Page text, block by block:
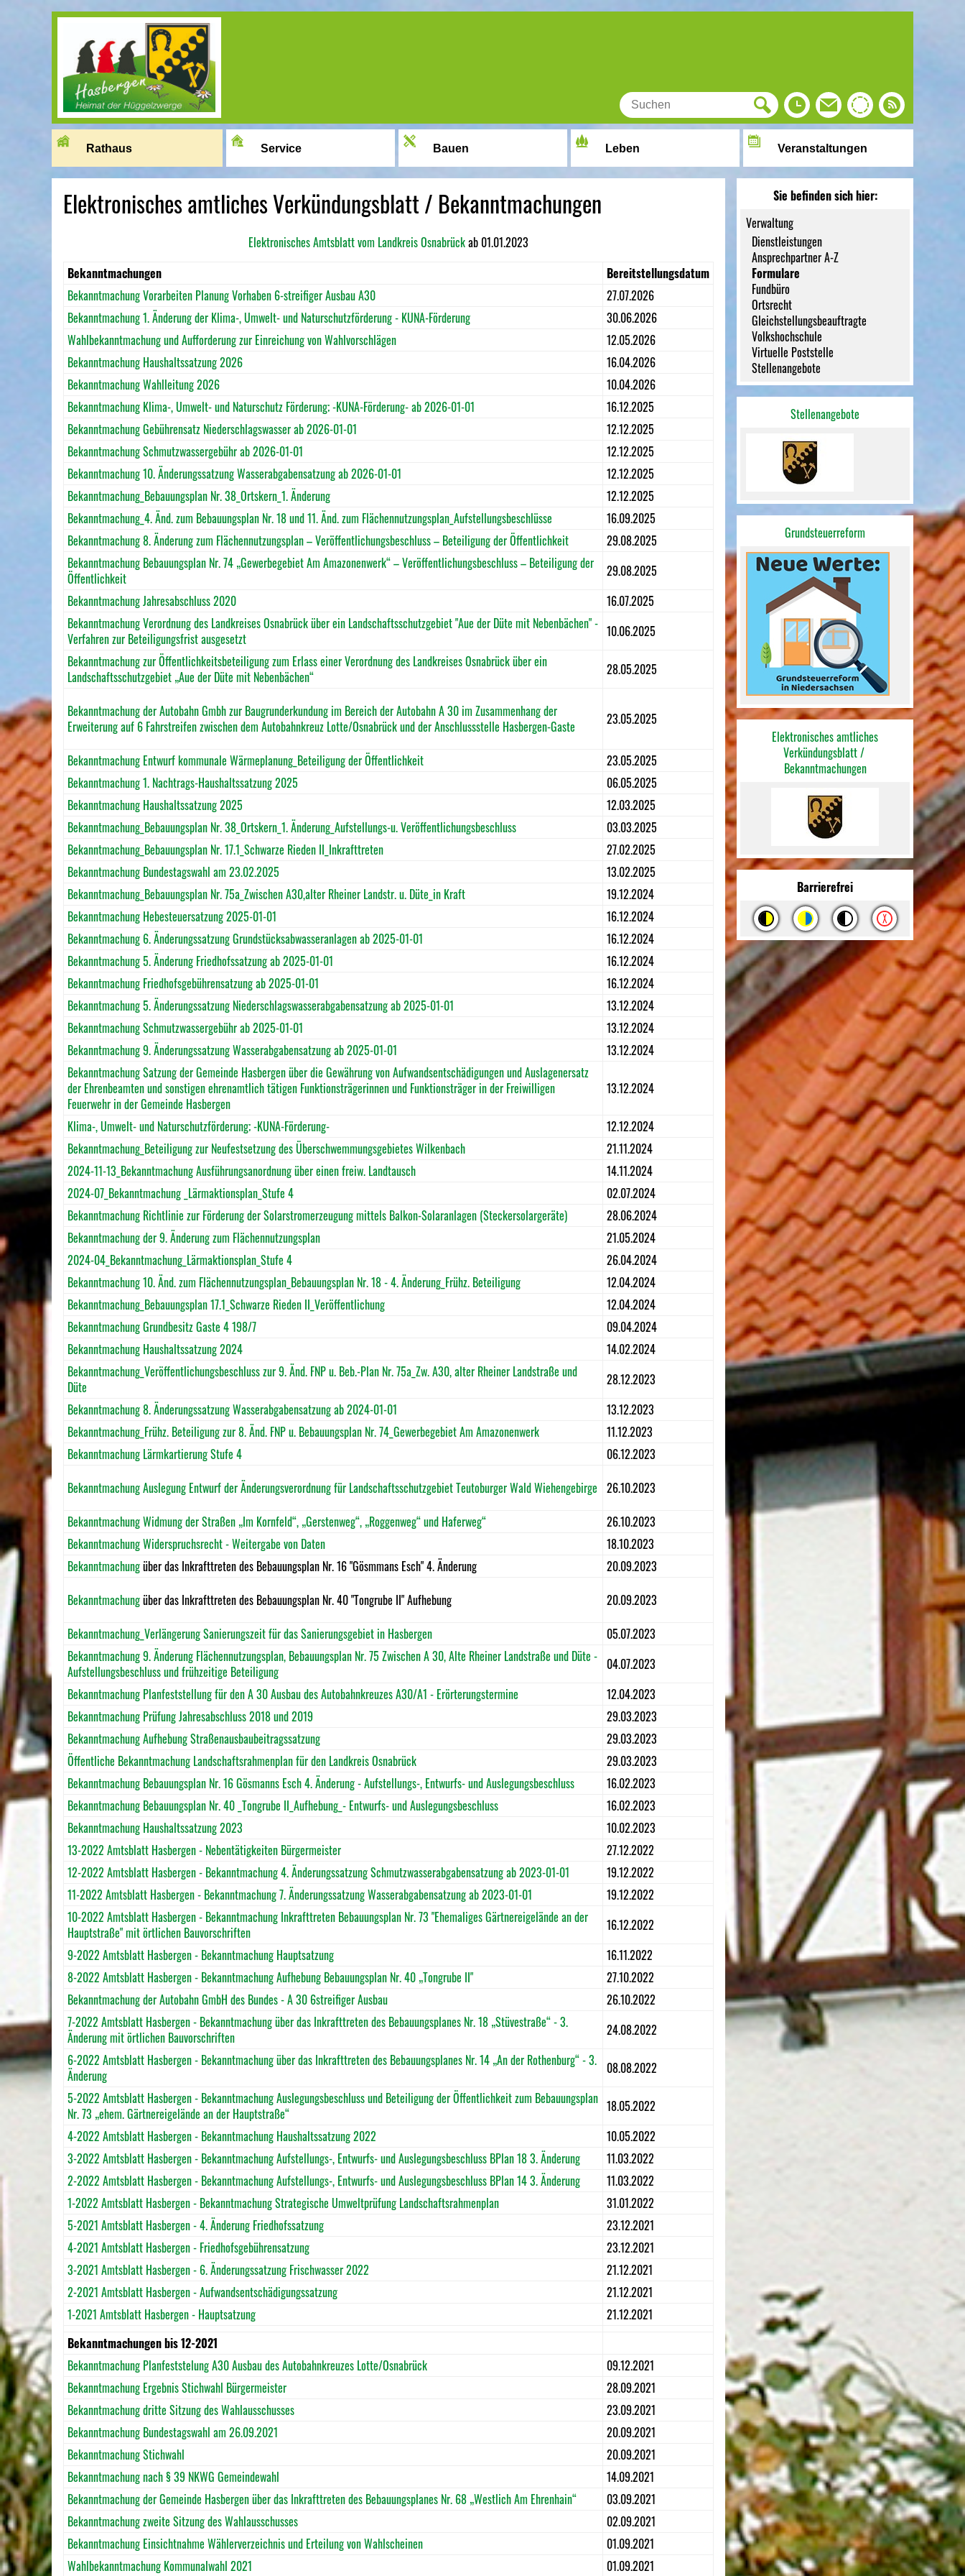
Rathaus Service Bauen Leben Veranstaltungen
Elektronisches amtliches Verkündungsblatt / Bekanntmachungen
Elektronisches Amtsblatt vom Landkreis Osnabrückab 01.01.2023
Bekanntmachungen
Bereitstellungsdatum
Bekanntmachung Vorarbeiten Planung Vorhaben 6-streifiger Ausbau A30
27.07.2026
Bekanntmachung 1. Änderung der Klima-, Umwelt- und Naturschutzförderung - KUNA-Förderung
30.06.2026
Wahlbekanntmachung und Aufforderung zur Einreichung von Wahlvorschlägen
12.05.2026
Bekanntmachung Haushaltssatzung 2026
16.04.2026
Bekanntmachung Wahlleitung 2026
10.04.2026
Bekanntmachung Klima-, Umwelt- und Naturschutz Förderung; -KUNA-Förderung- ab 2026-01-01
16.12.2025
Bekanntmachung Gebührensatz Niederschlagswasser ab 2026-01-01
12.12.2025
Bekanntmachung Schmutzwassergebühr ab 2026-01-01
12.12.2025
Bekanntmachung 10. Änderungssatzung Wasserabgabensatzung ab 2026-01-01
12.12.2025
Bekanntmachung_Bebauungsplan Nr. 38_Ortskern_1. Änderung
12.12.2025
Bekanntmachung_4. Änd. zum Bebauungsplan Nr. 18 und 11. Änd. zum Flächennutzungsplan_Aufstellungsbeschlüsse
16.09.2025
Bekanntmachung 8. Änderung zum Flächennutzungsplan – Veröffentlichungsbeschluss – Beteiligung der Öffentlichkeit
29.08.2025
Bekanntmachung Bebauungsplan Nr. 74 „Gewerbegebiet Am Amazonenwerk“ – Veröffentlichungsbeschluss – Beteiligung der
Öffentlichkeit
29.08.2025
Bekanntmachung Jahresabschluss 2020
16.07.2025
Bekanntmachung Verordnung des Landkreises Osnabrück über ein Landschaftsschutzgebiet "Aue der Düte mit Nebenbächen" -
Verfahren zur Beteiligungsfrist ausgesetzt
10.06.2025
Bekanntmachung zur Öffentlichkeitsbeteiligung zum Erlass einer Verordnung des Landkreises Osnabrück über ein
Landschaftsschutzgebiet „Aue der Düte mit Nebenbächen“
28.05.2025
Bekanntmachung der Autobahn Gmbh zur Baugrunderkundung im Bereich der Autobahn A 30 im Zusammenhang der
Erweiterung auf 6 Fahrstreifen zwischen dem Autobahnkreuz Lotte/Osnabrück und der Anschlussstelle Hasbergen-Gaste
23.05.2025
Bekanntmachung Entwurf kommunale Wärmeplanung_Beteiligung der Öffentlichkeit
23.05.2025
Bekanntmachung 1. Nachtrags-Haushaltssatzung 2025
06.05.2025
Bekanntmachung Haushaltssatzung 2025
12.03.2025
Bekanntmachung_Bebauungsplan Nr. 38_Ortskern_1. Änderung_Aufstellungs-u. Veröffentlichungsbeschluss
03.03.2025
Bekanntmachung_Bebauungsplan Nr. 17.1_Schwarze Rieden II_Inkrafttreten
27.02.2025
Bekanntmachung Bundestagswahl am 23.02.2025
13.02.2025
Bekanntmachung_Bebauungsplan Nr. 75a_Zwischen A30,alter Rheiner Landstr. u. Düte_in Kraft
19.12.2024
Bekanntmachung Hebesteuersatzung 2025-01-01
16.12.2024
Bekanntmachung 6. Änderungssatzung Grundstücksabwasseranlagen ab 2025-01-01
16.12.2024
Bekanntmachung 5. Änderung Friedhofssatzung ab 2025-01-01
16.12.2024
Bekanntmachung Friedhofsgebührensatzung ab 2025-01-01
16.12.2024
Bekanntmachung 5. Änderungssatzung Niederschlagswasserabgabensatzung ab 2025-01-01
13.12.2024
Bekanntmachung Schmutzwassergebühr ab 2025-01-01
13.12.2024
Bekanntmachung 9. Änderungssatzung Wasserabgabensatzung ab 2025-01-01
13.12.2024
Bekanntmachung Satzung der Gemeinde Hasbergen über die Gewährung von Aufwandsentschädigungen und Auslagenersatz
der Ehrenbeamten und sonstigen ehrenamtlich tätigen Funktionsträgerinnen und Funktionsträger in der Freiwilligen
Feuerwehr in der Gemeinde Hasbergen
13.12.2024
Klima-, Umwelt- und Naturschutzförderung; -KUNA-Förderung-
12.12.2024
Bekanntmachung_Beteiligung zur Neufestsetzung des Überschwemmungsgebietes Wilkenbach
21.11.2024
2024-11-13_Bekanntmachung Ausführungsanordnung über einen freiw. Landtausch
14.11.2024
2024-07_Bekanntmachung _Lärmaktionsplan_Stufe 4
02.07.2024
Bekanntmachung Richtlinie zur Förderung der Solarstromerzeugung mittels Balkon-Solaranlagen (Steckersolargeräte)
28.06.2024
Bekanntmachung der 9. Änderung zum Flächennutzungsplan
21.05.2024
2024-04_Bekanntmachung_Lärmaktionsplan_Stufe 4
26.04.2024
Bekanntmachung 10. Änd. zum Flächennutzungsplan_Bebauungsplan Nr. 18 - 4. Änderung_Frühz. Beteiligung
12.04.2024
Bekanntmachung_Bebauungsplan 17.1_Schwarze Rieden II_Veröffentlichung
12.04.2024
Bekanntmachung Grundbesitz Gaste 4 198/7
09.04.2024
Bekanntmachung Haushaltssatzung 2024
14.02.2024
Bekanntmachung_Veröffentlichungsbeschluss zur 9. Änd. FNP u. Beb.-Plan Nr. 75a_Zw. A30, alter Rheiner Landstraße und
Düte
28.12.2023
Bekanntmachung 8. Änderungssatzung Wasserabgabensatzung ab 2024-01-01
13.12.2023
Bekanntmachung_Frühz. Beteiligung zur 8. Änd. FNP u. Bebauungsplan Nr. 74_Gewerbegebiet Am Amazonenwerk
11.12.2023
Bekanntmachung Lärmkartierung Stufe 4
06.12.2023
Bekanntmachung Auslegung Entwurf der Änderungsverordnung für Landschaftsschutzgebiet Teutoburger Wald Wiehengebirge 26.10.2023
Bekanntmachung Widmung der Straßen „Im Kornfeld“, „Gerstenweg“, „Roggenweg“ und Haferweg“
26.10.2023
Bekanntmachung Widerspruchsrecht - Weitergabe von Daten
18.10.2023
Bekanntmachungüber das Inkrafttreten des Bebauungsplan Nr. 16 "Gösmmans Esch" 4. Änderung
20.09.2023
Bekanntmachungüber das Inkrafttreten des Bebauungsplan Nr. 40 "Tongrube II" Aufhebung
20.09.2023
Bekanntmachung_Verlängerung Sanierungszeit für das Sanierungsgebiet in Hasbergen
05.07.2023
Bekanntmachung 9. Änderung Flächennutzungsplan, Bebauungsplan Nr. 75 Zwischen A 30, Alte Rheiner Landstraße und Düte -
Aufstellungsbeschluss und frühzeitige Beteiligung
04.07.2023
Bekanntmachung Planfeststellung für den A 30 Ausbau des Autobahnkreuzes A30/A1 - Erörterungstermine
12.04.2023
Bekanntmachung Prüfung Jahresabschluss 2018 und 2019
29.03.2023
Bekanntmachung Aufhebung Straßenausbaubeitragssatzung
29.03.2023
Öffentliche Bekanntmachung Landschaftsrahmenplan für den Landkreis Osnabrück
29.03.2023
Bekanntmachung Bebauungsplan Nr. 16 Gösmanns Esch 4. Änderung - Aufstellungs-, Entwurfs- und Auslegungsbeschluss
16.02.2023
Bekanntmachung Bebauungsplan Nr. 40 _Tongrube II_Aufhebung_- Entwurfs- und Auslegungsbeschluss
16.02.2023
Bekanntmachung Haushaltssatzung 2023
10.02.2023
13-2022 Amtsblatt Hasbergen - Nebentätigkeiten Bürgermeister
27.12.2022
12-2022 Amtsblatt Hasbergen - Bekanntmachung 4. Änderungssatzung Schmutzwasserabgabensatzung ab 2023-01-01
19.12.2022
11-2022 Amtsblatt Hasbergen - Bekanntmachung 7. Änderungssatzung Wasserabgabensatzung ab 2023-01-01
19.12.2022
10-2022 Amtsblatt Hasbergen - Bekanntmachung Inkrafttreten Bebauungsplan Nr. 73 "Ehemaliges Gärtnereigelände an der
Hauptstraße" mit örtlichen Bauvorschriften
16.12.2022
9-2022 Amtsblatt Hasbergen - Bekanntmachung Hauptsatzung
16.11.2022
8-2022 Amtsblatt Hasbergen - Bekanntmachung Aufhebung Bebauungsplan Nr. 40 „Tongrube II"
27.10.2022
Bekanntmachung der Autobahn GmbH des Bundes - A 30 6streifiger Ausbau
26.10.2022
7-2022 Amtsblatt Hasbergen - Bekanntmachung über das Inkrafttreten des Bebauungsplanes Nr. 18 „Stüvestraße“ - 3.
Änderung mit örtlichen Bauvorschriften
24.08.2022
6-2022 Amtsblatt Hasbergen - Bekanntmachung über das Inkrafttreten des Bebauungsplanes Nr. 14 „An der Rothenburg“ - 3.
Änderung
08.08.2022
5-2022 Amtsblatt Hasbergen - Bekanntmachung Auslegungsbeschluss und Beteiligung der Öffentlichkeit zum Bebauungsplan
Nr. 73 „ehem. Gärtnereigelände an der Hauptstraße“
18.05.2022
4-2022 Amtsblatt Hasbergen - Bekanntmachung Haushaltssatzung 2022
10.05.2022
3-2022 Amtsblatt Hasbergen - Bekanntmachung Aufstellungs-, Entwurfs- und Auslegungsbeschluss BPlan 18 3. Änderung
11.03.2022
2-2022 Amtsblatt Hasbergen - Bekanntmachung Aufstellungs-, Entwurfs- und Auslegungsbeschluss BPlan 14 3. Änderung
11.03.2022
1-2022 Amtsblatt Hasbergen - Bekanntmachung Strategische Umweltprüfung Landschaftsrahmenplan
31.01.2022
5-2021 Amtsblatt Hasbergen - 4. Änderung Friedhofssatzung
23.12.2021
4-2021 Amtsblatt Hasbergen - Friedhofsgebührensatzung
23.12.2021
3-2021 Amtsblatt Hasbergen - 6. Änderungssatzung Frischwasser 2022
21.12.2021
2-2021 Amtsblatt Hasbergen - Aufwandsentschädigungssatzung
21.12.2021
1-2021 Amtsblatt Hasbergen - Hauptsatzung
21.12.2021
Bekanntmachungen bis 12-2021
Bekanntmachung Planfeststelung A30 Ausbau des Autobahnkreuzes Lotte/Osnabrück
09.12.2021
Bekanntmachung Ergebnis Stichwahl Bürgermeister
28.09.2021
Bekanntmachung dritte Sitzung des Wahlausschusses
23.09.2021
Bekanntmachung Bundestagswahl am 26.09.2021
20.09.2021
Bekanntmachung Stichwahl
20.09.2021
Bekanntmachung nach § 39 NKWG Gemeindewahl
14.09.2021
Bekanntmachung der Gemeinde Hasbergen über das Inkrafttreten des Bebauungsplanes Nr. 68 „Westlich Am Ehrenhain“
03.09.2021
Bekanntmachung zweite Sitzung des Wahlausschusses
02.09.2021
Bekanntmachung Einsichtnahme Wählerverzeichnis und Erteilung von Wahlscheinen
01.09.2021
Wahlbekanntmachung Kommunalwahl 2021
01.09.2021
Sie befinden sich hier:
Verwaltung
Dienstleistungen
Ansprechpartner A-Z
Formulare
Fundbüro
Ortsrecht
Gleichstellungsbeauftragte
Volkshochschule
Virtuelle Poststelle
Stellenangebote
Stellenangebote
Grundsteuerreform
Elektronisches amtliches
Verkündungsblatt /
Bekanntmachungen
Barrierefrei